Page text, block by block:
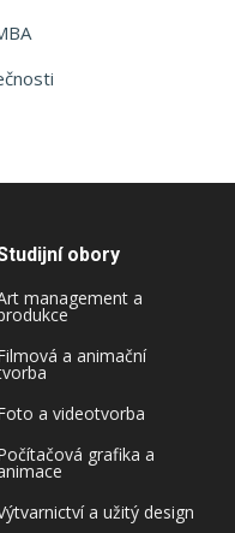
obory
management a
a animační
a videotvorba
grafika a
a užitý design